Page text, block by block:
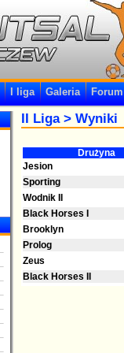
I liga Galeria Forum
II Liga> Wyniki
Drużyna
Jesion
Sporting
Wodnik II
Black Horses I
Brooklyn
Prolog
Zeus
Black Horses II